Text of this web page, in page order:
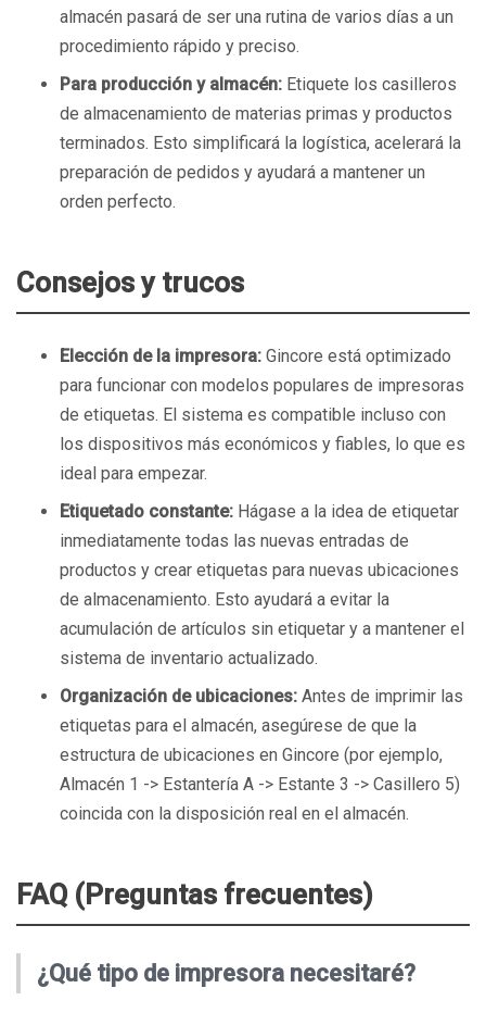
almacén pasará de ser una rutina de varios días a un
procedimiento rápido y preciso.
Para producción y almacén: Etiquete los casilleros
de almacenamiento de materias primas y productos
terminados. Esto simplificará la logística, acelerará la
preparación de pedidos y ayudará a mantener un
orden perfecto.
Consejos y trucos
Elección de la impresora: Gincore está optimizado
para funcionar con modelos populares de impresoras
de etiquetas. El sistema es compatible incluso con
los dispositivos más económicos y fiables, lo que es
ideal para empezar.
Etiquetado constante: Hágase a la idea de etiquetar
inmediatamente todas las nuevas entradas de
productos y crear etiquetas para nuevas ubicaciones
de almacenamiento. Esto ayudará a evitar la
acumulación de artículos sin etiquetar y a mantener el
sistema de inventario actualizado.
Organización de ubicaciones: Antes de imprimir las
etiquetas para el almacén, asegúrese de que la
estructura de ubicaciones en Gincore (por ejemplo,
Almacén 1 -> Estantería A -> Estante 3 -> Casillero 5)
coincida con la disposición real en el almacén.
FAQ (Preguntas frecuentes)
¿Qué tipo de impresora necesitaré?